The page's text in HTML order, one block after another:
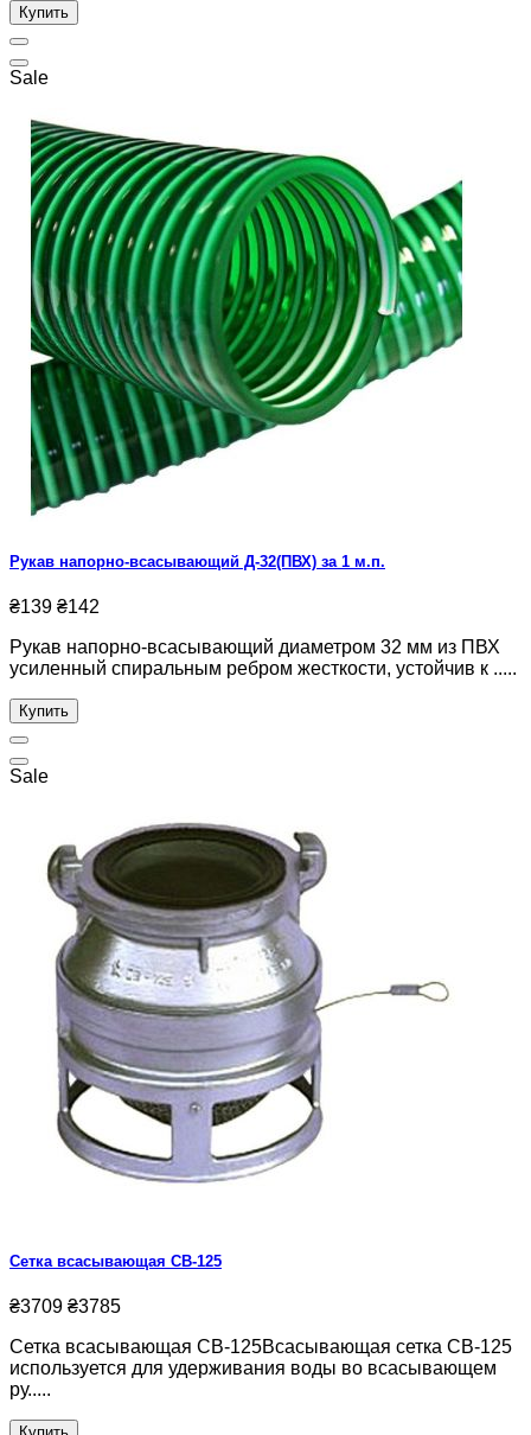
Купить
Sale
Рукав напорно-всасывающий Д-32(ПВХ) за 1 м.п.
₴139 ₴142
Рукав напорно-всасывающий диаметром 32 мм из ПВХ
усиленный спиральным ребром жесткости, устойчив к .....
Купить
Sale
Сетка всасывающая СВ-125
₴3709 ₴3785
Сетка всасывающая СВ-125Всасывающая сетка СВ-125
используется для удерживания воды во всасывающем
ру.....